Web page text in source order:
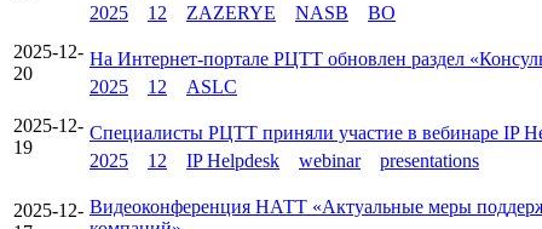
2025
12 ZAZERYE NASB
BO
2025-12-
20
На Интернет-портале РЦТТ обновлен раздел
2025
12
ASLC
2025-12-
19
Специалисты РЦТТ приняли участие в вебинаре IP
2025
12 IP Helpdesk webinar presentations
2025-12- Видеоконференция НАТТ «Актуальные меры